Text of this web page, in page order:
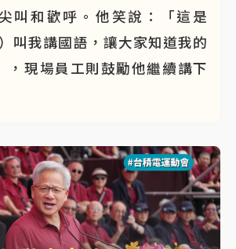
叫和歡呼。他笑說：「這是
叫我講國語，讓大家知道我的
，現場員工則鼓勵他繼續講下